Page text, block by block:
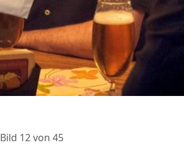
Bild 12 von 45